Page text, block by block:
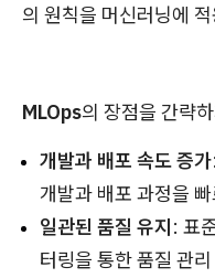
의 원칙을 머신러닝에
MLOps의 장점을 간략
개발과 배포 속도 증가
개발과 배포 과정을
일관된 품질 유지: 표
터링을 통한 품질 관